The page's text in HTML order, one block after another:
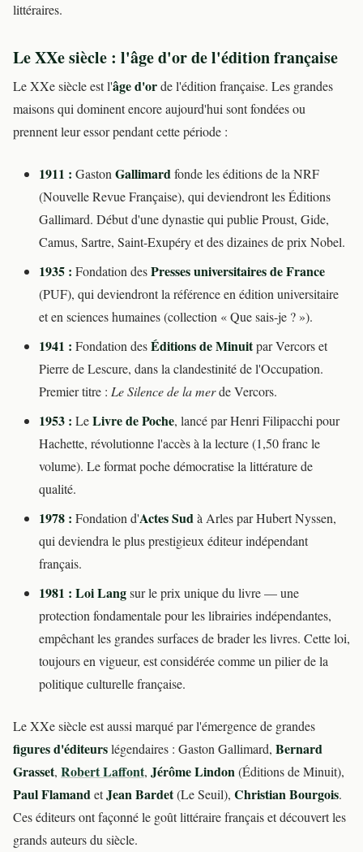
littéraires.
Le XXe siècle : l'âge d'or de l'édition française
Le XXe siècle est l'âge d'orde l'édition française. Les grandes
maisons qui dominent encore aujourd'hui sont fondées ou
prennent leur essor pendant cette période :
1911 : GastonGallimardfonde les éditions de la NRF
(Nouvelle Revue Française), qui deviendront les Éditions
Gallimard. Début d'une dynastie qui publie Proust, Gide,
Camus, Sartre, Saint-Exupéry et des dizaines de prix Nobel.
1935 : Fondation desPresses universitaires de France
(PUF), qui deviendront la référence en édition universitaire
et en sciences humaines (collection « Que sais-je ? »).
1941 : Fondation desÉditions de Minuitpar Vercors et
Pierre de Lescure, dans la clandestinité de l'Occupation.
Premier titre : Le Silence de la merde Vercors.
1953 : LeLivre de Poche, lancé par Henri Filipacchi pour
Hachette, révolutionne l'accès à la lecture (1,50 franc le
volume). Le format poche démocratise la littérature de
qualité.
1978 : Fondation d'Actes Sudà Arles par Hubert Nyssen,
qui deviendra le plus prestigieux éditeur indépendant
français.
1981 : Loi Langsur le prix unique du livre — une
protection fondamentale pour les librairies indépendantes,
empêchant les grandes surfaces de brader les livres. Cette loi,
toujours en vigueur, est considérée comme un pilier de la
politique culturelle française.
Le XXe siècle est aussi marqué par l'émergence de grandes
figures d'éditeurslégendaires : Gaston Gallimard, Bernard
Grasset, Robert Laffont, Jérôme Lindon(Éditions de Minuit),
Paul FlamandetJean Bardet(Le Seuil), Christian Bourgois.
Ces éditeurs ont façonné le goût littéraire français et découvert les
grands auteurs du siècle.